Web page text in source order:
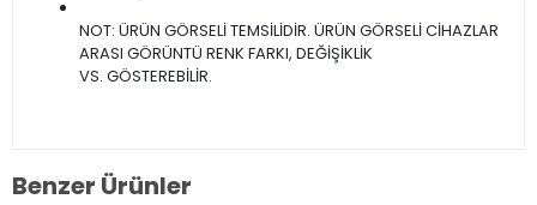
NOT: ÜRÜN GÖRSELİ TEMSİLİDİR. ÜRÜN GÖRSELİ CİHAZLAR
ARASI GÖRÜNTÜ RENK FARKI, DEĞİŞİKLİK
VS. GÖSTEREBİLİR.
Benzer Ürünler